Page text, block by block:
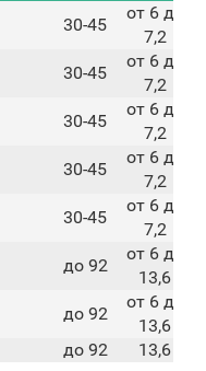
30-45
от 6 до
7,2
30-45
от 6 до
7,2
30-45
от 6 до
7,2
30-45
от 6 до
7,2
30-45
от 6 до
7,2
до 92
от 6 до
13,6
до 92
от 6 до
13,6
до 92 13,6